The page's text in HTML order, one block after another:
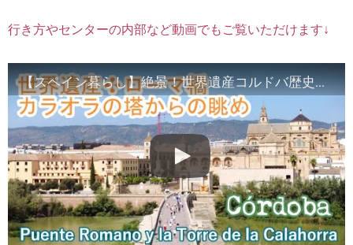
行き方やセンターの内部など動画でもご覧いただけます↓
【スペイン暮らし】絶景！世界遺産コルドバ歴史地区・ローマ橋＆カラオラの塔から眺める世界遺産‐ Córdoba, Spain-